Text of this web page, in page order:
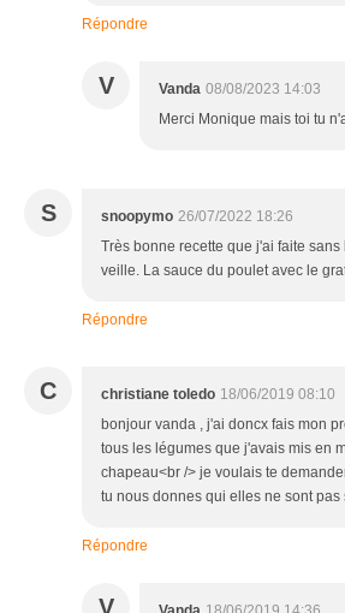
Répondre
V Vanda 08/08/2023 14:03
Merci Monique mais toi tu
S snoopymo 26/07/2022 18:26
Très bonne recette que j'ai faite
veille. La sauce du poulet avec le
Répondre
C christiane toledo 18/06/2019 08:10
bonjour vanda , j'ai doncx fais mon
tous les légumes que j'avais mis en
chapeau<br /> je voulais te
tu nous donnes qui elles ne sont
Répondre
V